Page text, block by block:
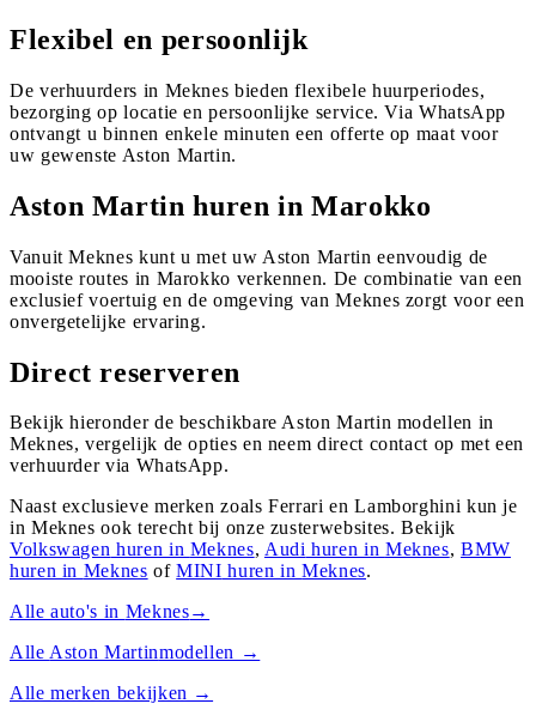
Flexibel en persoonlijk
De verhuurders in Meknes bieden flexibele huurperiodes,
bezorging op locatie en persoonlijke service. Via WhatsApp
ontvangt u binnen enkele minuten een offerte op maat voor
uw gewenste Aston Martin.
Aston Martin huren in Marokko
Vanuit Meknes kunt u met uw Aston Martin eenvoudig de
mooiste routes in Marokko verkennen. De combinatie van een
exclusief voertuig en de omgeving van Meknes zorgt voor een
onvergetelijke ervaring.
Direct reserveren
Bekijk hieronder de beschikbare Aston Martin modellen in
Meknes, vergelijk de opties en neem direct contact op met een
verhuurder via WhatsApp.
Naast exclusieve merken zoals Ferrari en Lamborghini kun je
in Meknes ook terecht bij onze zusterwebsites. Bekijk
Volkswagen huren in Meknes, Audi huren in Meknes,BMW
huren in Meknes ofMINI huren inMeknes.
Alle auto's in Meknes→
AlleAston Martinmodellen →
Alle merken bekijken →